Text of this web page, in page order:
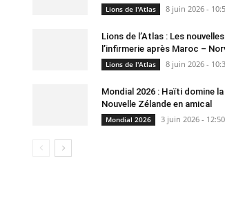
Lions de l'Atlas 8 juin 2026 -
Lions de l’Atlas : Les
l’infirmerie après Maroc –
Lions de l'Atlas 8 juin 2026 -
Mondial 2026 : Haïti domine la
Nouvelle Zélande en amical
Mondial 2026 3 juin 2026 - 12:50